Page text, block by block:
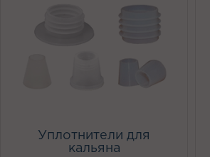
Уплотнители для
кальяна